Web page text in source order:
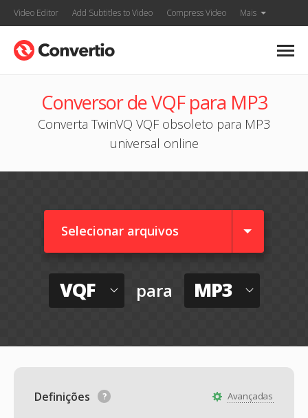
Video Editor Add Subtitles to Video Compress Video Mais
Conversor de VQF para MP3
Converta TwinVQ VQF obsoleto para MP3
universal online
Selecionar arquivos
VQF para MP3
Avançadas
Definições